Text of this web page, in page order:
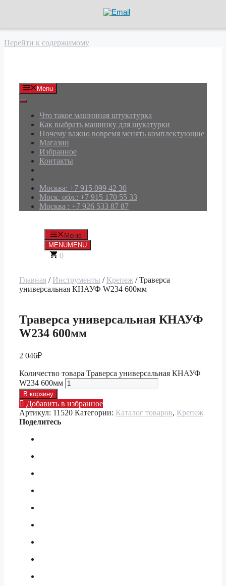
Перейти к содержимому
Menu
Что такое машинная штукатурка
Как выбрать машинку для шукатурки
Почему важно вовремя менять комплектующие
Магазин
Избранное
Контакты
Москва: +7 915 099 42 30
Моск. обл.: +7 915 170 55 33
Москва : +7 926 533 87 87
Меню
MENUMENU
0
Главная / Инструменты / Крепеж / Траверса
универсальная КНАУФ W234 600мм
Траверса универсальная КНАУФ
W234 600мм
2 046₽
Количество товара Траверса универсальная КНАУФ
W234 600мм
В корзину
Добавить в избранное
Артикул: 11520 Категории: Каталог товаров, Крепеж
Поделитесь